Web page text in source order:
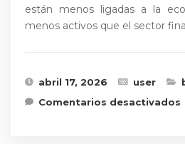
están menos ligadas a la
menos activos que el sector
abril 17, 2026 user
Comentarios desactivados